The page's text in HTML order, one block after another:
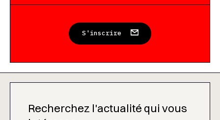
S'inscrire
Recherchez l'actualité qui vous